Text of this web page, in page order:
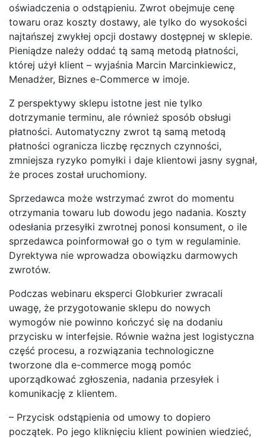
oświadczenia o odstąpieniu. Zwrot obejmuje cenę
towaru oraz koszty dostawy, ale tylko do wysokości
najtańszej zwykłej opcji dostawy dostępnej w sklepie.
Pieniądze należy oddać tą samą metodą płatności,
której użył klient – wyjaśnia Marcin Marcinkiewicz,
Menadżer, Biznes e-Commerce w imoje.
Z perspektywy sklepu istotne jest nie tylko
dotrzymanie terminu, ale również sposób obsługi
płatności. Automatyczny zwrot tą samą metodą
płatności ogranicza liczbę ręcznych czynności,
zmniejsza ryzyko pomyłki i daje klientowi jasny sygnał,
że proces został uruchomiony.
Sprzedawca może wstrzymać zwrot do momentu
otrzymania towaru lub dowodu jego nadania. Koszty
odesłania przesyłki zwrotnej ponosi konsument, o ile
sprzedawca poinformował go o tym w regulaminie.
Dyrektywa nie wprowadza obowiązku darmowych
zwrotów.
Podczas webinaru eksperci Globkurier zwracali
uwagę, że przygotowanie sklepu do nowych
wymogów nie powinno kończyć się na dodaniu
przycisku w interfejsie. Równie ważna jest logistyczna
część procesu, a rozwiązania technologiczne
tworzone dla e-commerce mogą pomóc
uporządkować zgłoszenia, nadania przesyłek i
komunikację z klientem.
– Przycisk odstąpienia od umowy to dopiero
początek. Po jego kliknięciu klient powinien wiedzieć,